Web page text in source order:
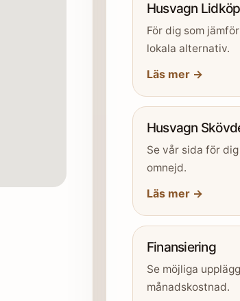
Husvagn
För dig som
lokala alternativ.
Läs mer →
Husvagn
Se vår sida för
omnejd.
Läs mer →
Finansiering
Se möjliga
månadskostnad.